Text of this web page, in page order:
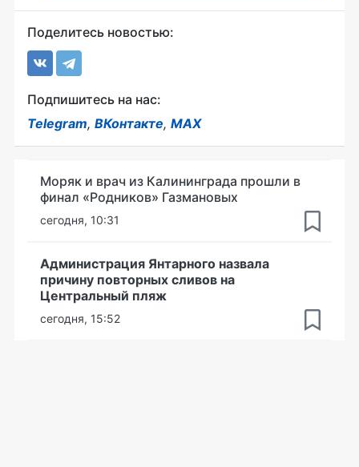
Поделитесь новостью:
Подпишитесь на нас:
Telegram, ВКонтакте, MAX
Моряк и врач из Калининграда прошли в
финал «Родников» Газмановых
сегодня, 10:31
Администрация Янтарного назвала
причину повторных сливов на
Центральный пляж
сегодня, 15:52